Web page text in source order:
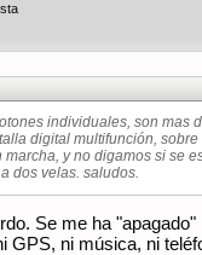
individuales, son mas
digital multifunción,
marcha, y no digamos si se
dos velas. saludos.
Se me ha "apagado"
GPS, ni música, ni